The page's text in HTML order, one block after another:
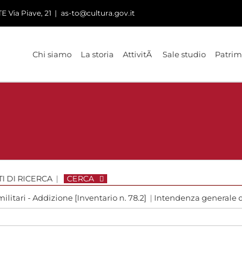
Via Piave, 21 | as-to@cultura.gov.it
Chi siamo La storia AttivitÃ Sale studio
DI RICERCA | CERCA
- Addizione [Inventario n. 78.2] | Intendenza generale